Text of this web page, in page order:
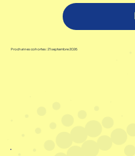
Prochaines cohortes : 21 septembre 2026